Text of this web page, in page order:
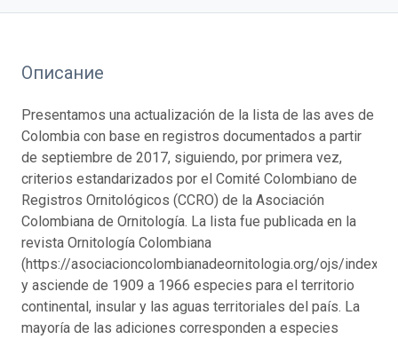
Описание
Presentamos una actualización de la lista de las aves de
Colombia con base en registros documentados a partir
de septiembre de 2017, siguiendo, por primera vez,
criterios estandarizados por el Comité Colombiano de
Registros Ornitológicos (CCRO) de la Asociación
Colombiana de Ornitología. La lista fue publicada en la
revista Ornitología Colombiana
(https://asociacioncolombianadeornitologia.org/ojs/
y asciende de 1909 a 1966 especies para el territorio
continental, insular y las aguas territoriales del país. La
mayoría de las adiciones corresponden a especies